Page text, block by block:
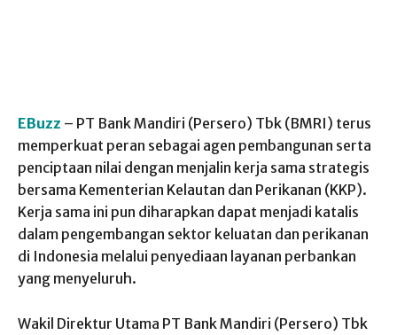
EBuzz – PT Bank Mandiri (Persero) Tbk (BMRI) terus
memperkuat peran sebagai agen pembangunan serta
penciptaan nilai dengan menjalin kerja sama strategis
bersama Kementerian Kelautan dan Perikanan (KKP).
Kerja sama ini pun diharapkan dapat menjadi katalis
dalam pengembangan sektor keluatan dan perikanan
di Indonesia melalui penyediaan layanan perbankan
yang menyeluruh.
Wakil Direktur Utama PT Bank Mandiri (Persero) Tbk